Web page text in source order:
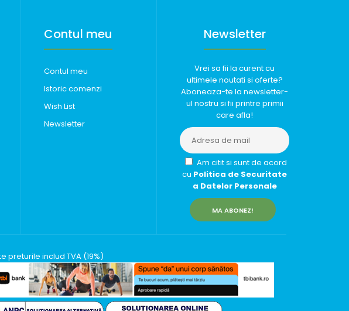
Contul meu
Contul meu
Istoric comenzi
Wish List
Newsletter
Newsletter
Vrei sa fii la curent cu
ultimele noutati si oferte?
Aboneaza-te la newsletter-
ul nostru si fii printre primii
care afla!
Am citit si sunt de acord
cu Politica de Securitate
a Datelor Personale
MA ABONEZ!
preturile includ TVA (19%)